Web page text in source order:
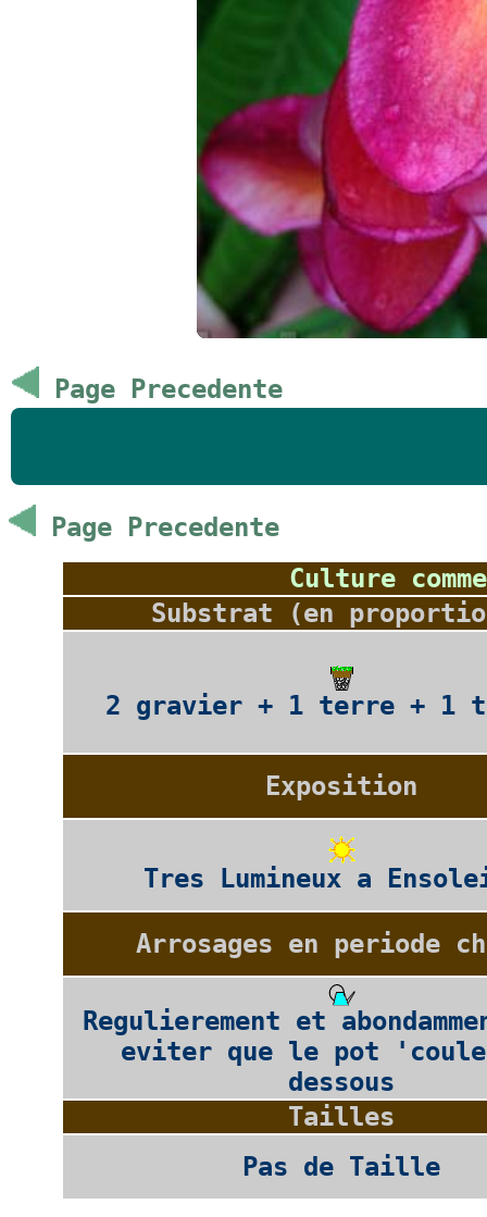
Page Precedente
Page Precedente
Culture
Substrat (en
2 gravier + 1 terre + 1
Exposition
Tres Lumineux a
Arrosages en periode
Regulierement et
eviter que le pot
dessous
Tailles
Pas de Taille